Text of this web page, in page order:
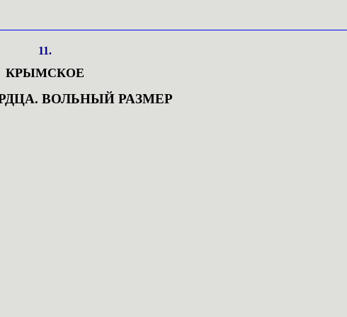
11.
КРЫМСКОЕ
ВОЛЬНЫЙ РАЗМЕР